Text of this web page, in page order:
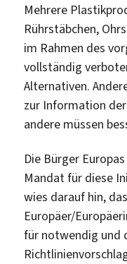
Mehrere
Rührstäbchen,
im Rahmen des
vollständig
Alternativen.
zur Information
andere müssen
Die Bürger
Mandat für diese
wies darauf hin,
Europäer/
für notwendig und